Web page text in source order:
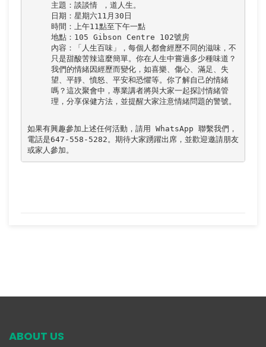
主題：談談情 ，道人生。
日期：星期六11月30日
時間：上午11點至下午一點
地點：105 Gibson Centre 102號房
內容：「人生百味」，每個人都會經歷不同的滋味，不
只是甜酸苦辣這麼簡單。你在人生中嘗過多少種味道？
我們的情緒因經歷而變化，如喜樂、傷心、滿足、失
望、平靜、憤怒、平安和恐懼等。你了解自己的情緒
嗎？這次聚會中，專業講者將與大家一起探討情緒管
如果有興趣參加上述任何活動，請用 WhatsApp 聯繫我們，
電話是647-558-5282。期待大家踴躍出席，並歡迎邀請朋友
或家人參加。
ABOUT US